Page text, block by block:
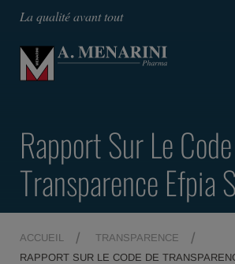
La qualité avant tout
Rapport Sur Le
Transparence Efpia
ACCUEIL
TRANSPARENCE
RAPPORT SUR LE CODE DE